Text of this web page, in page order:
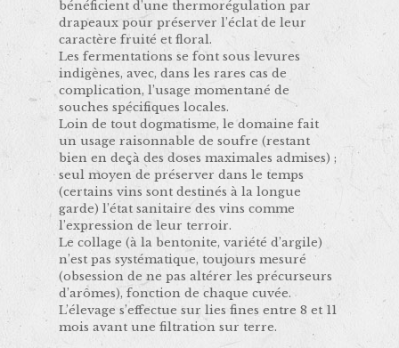
bénéficient d’une thermorégulation par
drapeaux pour préserver l’éclat de leur
caractère fruité et floral.
Les fermentations se font sous levures
indigènes, avec, dans les rares cas de
complication, l’usage momentané de
souches spécifiques locales.
Loin de tout dogmatisme, le domaine fait
un usage raisonnable de soufre (restant
bien en deçà des doses maximales admises) ;
seul moyen de préserver dans le temps
(certains vins sont destinés à la longue
garde) l’état sanitaire des vins comme
l’expression de leur terroir.
Le collage (à la bentonite, variété d’argile)
n’est pas systématique, toujours mesuré
(obsession de ne pas altérer les précurseurs
d’arômes), fonction de chaque cuvée.
L’élevage s’effectue sur lies fines entre 8 et 11
mois avant une filtration sur terre.